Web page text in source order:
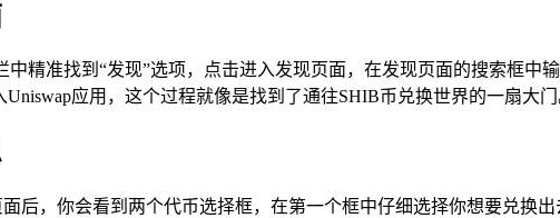
精准找到“发现”选项，点击进入发现页面，在发现页面的搜索框中
应用，这个过程就像是找到了通往SHIB币兑换世界的一扇大门
面后，你会看到两个代币选择框，在第一个框中仔细选择你想要兑换